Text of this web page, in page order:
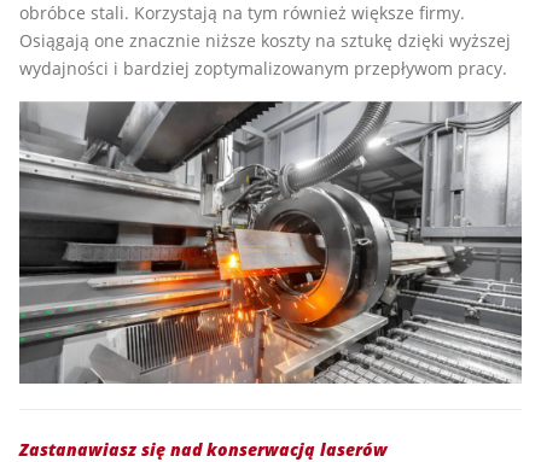
obróbce stali. Korzystają na tym również większe firmy.
Osiągają one znacznie niższe koszty na sztukę dzięki wyższej
wydajności i bardziej zoptymalizowanym przepływom pracy.
Zastanawiasz się nad konserwacją laserów